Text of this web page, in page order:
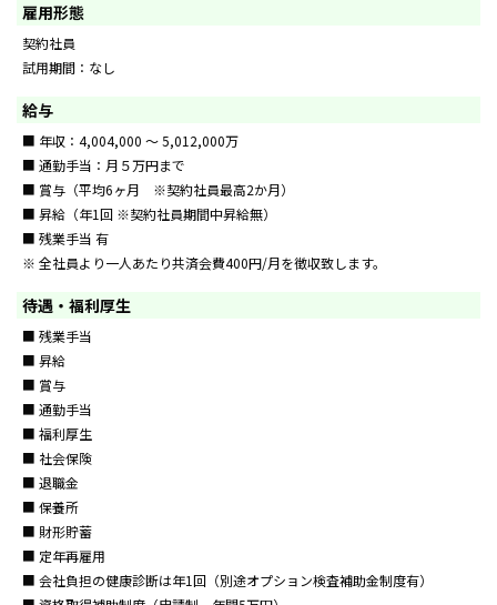
雇用形態
契約社員
試用期間：なし
給与
■ 年収：4,004,000 ～ 5,012,000万
■ 通勤手当：月５万円まで
■ 賞与（平均6ヶ月 ※契約社員最高2か月）
■ 昇給（年1回 ※契約社員期間中昇給無）
■ 残業手当 有
※ 全社員より一人あたり共済会費400円/月を徴収致します。
待遇・福利厚生
■ 残業手当
■ 昇給
■ 賞与
■ 通勤手当
■ 福利厚生
■ 社会保険
■ 退職金
■ 保養所
■ 財形貯蓄
■ 定年再雇用
■ 会社負担の健康診断は年1回（別途オプション検査補助金制度有）